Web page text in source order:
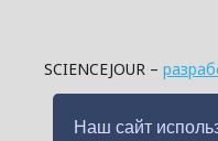
Наш сайт
SCIENCEJOUR –